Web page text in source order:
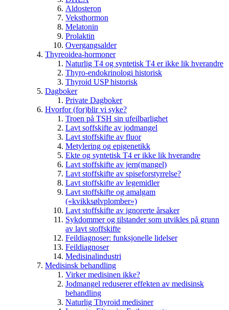
Aldosteron
Veksthormon
Melatonin
Prolaktin
Overgangsalder
Thyreoidea-hormoner
Naturlig T4 og syntetisk T4 er ikke lik hverandre
Thyro-endokrinologi historisk
Thyroid USP historisk
Dagboker
Private Dagboker
Hvorfor (for)blir vi syke?
Troen på TSH sin ufeilbarlighet
Lavt soffskifte av jodmangel
Lavt stoffskifte av fluor
Metylering og epigenetikk
Ekte og syntetisk T4 er ikke lik hverandre
Lavt stoffskifte av jern(mangel)
Lavt stoffskifte av spiseforstyrrelse?
Lavt stoffskifte av legemidler
Lavt stoffskifte og amalgam
(«kvikksølvplomber»)
Lavt stoffskifte av ignorerte årsaker
Sykdommer og tilstander som utvikles på grunn
av lavt stoffskifte
Feildiagnoser: funksjonelle lidelser
Feildiagnoser
Medisinalindustri
Medisinsk behandling
Virker medisinen ikke?
Jodmangel reduserer effekten av medisinsk
behandling
Naturlig Thyroid medisiner